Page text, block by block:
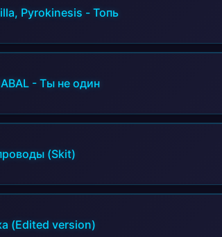
Pyrokinesis - Топь
- Ты не один
(Skit)
(Edited version)